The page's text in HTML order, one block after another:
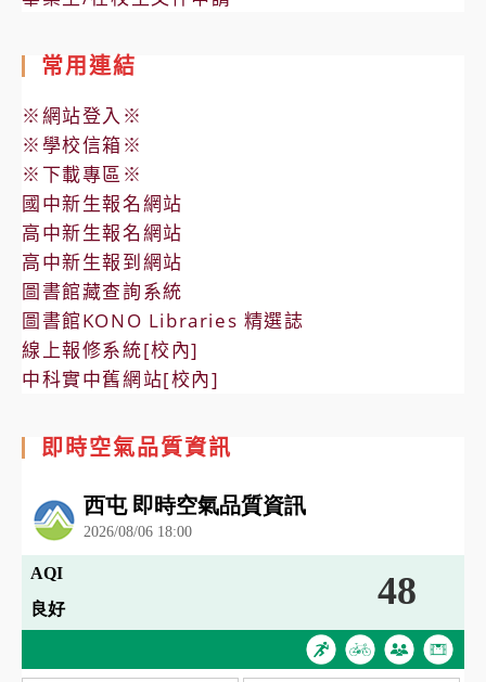
常用連結
※網站登入※
※學校信箱※
※下載專區※
國中新生報名網站
高中新生報名網站
高中新生報到網站
圖書館藏查詢系統
圖書館KONO Libraries 精選誌
線上報修系統[校內]
中科實中舊網站[校內]
即時空氣品質資訊